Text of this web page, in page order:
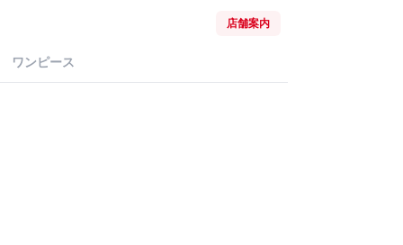
店舗案内
ワンピース